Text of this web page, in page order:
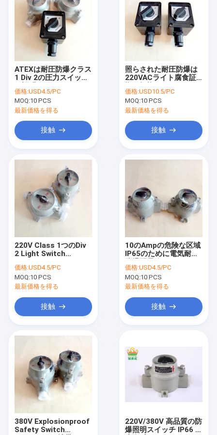
プロダクト
ビデオ
私達について
工場旅行
ATEXは耐圧防爆クラス
1 Div 2の圧力スイッチ
価格:USD4.5/PC
MOQ:10 PCS
最新価格を得る
接触
照らされた耐圧防爆は
220VACライト腐食証
価格:USD10.5/PC
MOQ:10 PCS
最新価格を得る
接触
220V Class 1つのDiv
2 Light Switch
価格:USD4.5/PC
MOQ:10 PCS
最新価格を得る
接触
10のAmpの危険な区域
IP65のために電気耐圧
価格:USD4.5/PC
MOQ:10 PCS
最新価格を得る
接触
380V Explosionproof
Safety Switch
220V/380V 高品質の防
爆照明スイッチ IP66 防